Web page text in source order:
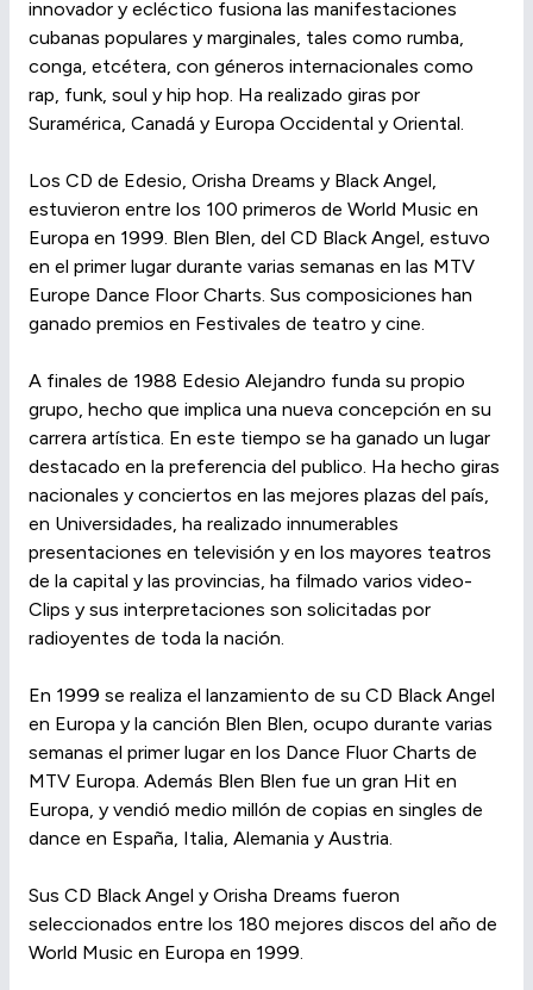
innovador y ecléctico fusiona las manifestaciones
cubanas populares y marginales, tales como rumba,
conga, etcétera, con géneros internacionales como
rap, funk, soul y hip hop. Ha realizado giras por
Suramérica, Canadá y Europa Occidental y Oriental.
Los CD de Edesio, Orisha Dreams y Black Angel,
estuvieron entre los 100 primeros de World Music en
Europa en 1999. Blen Blen, del CD Black Angel, estuvo
en el primer lugar durante varias semanas en las MTV
Europe Dance Floor Charts. Sus composiciones han
ganado premios en Festivales de teatro y cine.
A finales de 1988 Edesio Alejandro funda su propio
grupo, hecho que implica una nueva concepción en su
carrera artística. En este tiempo se ha ganado un lugar
destacado en la preferencia del publico. Ha hecho giras
nacionales y conciertos en las mejores plazas del país,
en Universidades, ha realizado innumerables
presentaciones en televisión y en los mayores teatros
de la capital y las provincias, ha filmado varios video-
Clips y sus interpretaciones son solicitadas por
radioyentes de toda la nación.
En 1999 se realiza el lanzamiento de su CD Black Angel
en Europa y la canción Blen Blen, ocupo durante varias
semanas el primer lugar en los Dance Fluor Charts de
MTV Europa. Además Blen Blen fue un gran Hit en
Europa, y vendió medio millón de copias en singles de
dance en España, Italia, Alemania y Austria.
Sus CD Black Angel y Orisha Dreams fueron
seleccionados entre los 180 mejores discos del año de
World Music en Europa en 1999.